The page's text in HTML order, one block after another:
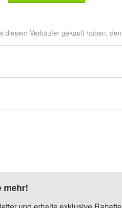
diesem Verkäufer gekauft haben,
mehr!